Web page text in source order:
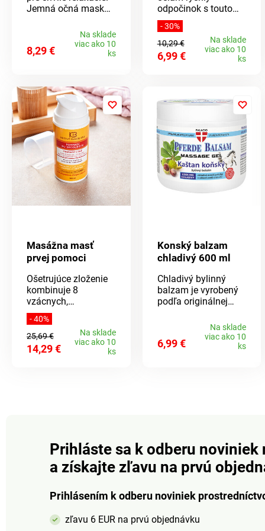
Jemná očná maska ​​
nahriatí príjemne
hrejú. Nahriať v
mikrovlnnej rúre,
8,29 €
Na sklade
viac ako 10
ks
odpočinok s touto
gélovou maskou.
Chladená je účinná
proti opuchom,
začervenaniu a
tmavým kruhom.
upokojujúci účinok,
Pohodlná veľkosť,
podšitá mäkkým
fleecom.
Nastaviteľné pásiky
na suchý zips.
- 30%
10,29 €
6,99 €
Na sklade
viac ako 10
ks
Masážna masť
prvej pomoci
Ošetrujúce zloženie
kombinuje 8
vzácnych,
blahodarných
prírodných zložiek.
Olej z boráku
lekárskeho, sezamu,
sladkých mandlí a
- 40%
25,69 €
14,29 €
Na sklade
viac ako 10
ks
Konský balzam
chladivý 600 ml
Chladivý bylinný
balzam je vyrobený
podľa originálnej
vysokým podielom
rastlinných extraktov,
ktoré sú známe pre
môžu napomáhať pri
regeneračnej masáži
unavených a ťažkých
natiahnutých chrbta.
Je vhodný aj na
pokožku v oblasti
kŕčových žíl.
6,99 €
Na sklade
viac ako 10
ks
Prihláste sa k odberu noviniek
a získajte zľavu na prvú
Prihlásením k odberu noviniek
zľavu 6 EUR na prvú objednávku